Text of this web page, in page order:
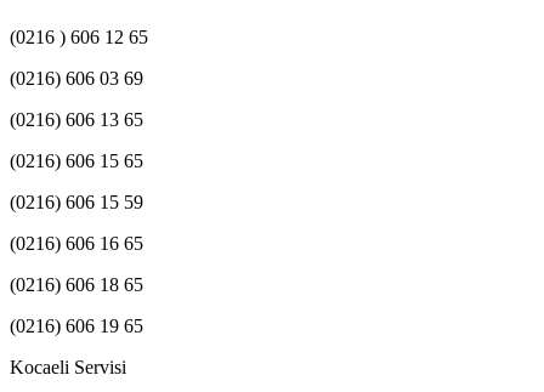
(0216 ) 606 12 65
(0216) 606 03 69
(0216) 606 13 65
(0216) 606 15 65
(0216) 606 15 59
(0216) 606 16 65
(0216) 606 18 65
(0216) 606 19 65
Kocaeli Servisi